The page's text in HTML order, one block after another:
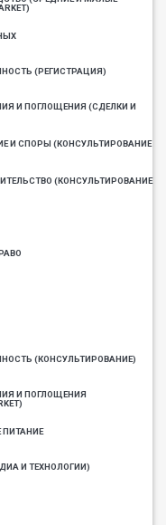
(РЕГИСТРАЦИЯ)
И ПОГЛОЩЕНИЯ (СДЕЛКИ И
И СПОРЫ (КОНСУЛЬТИРОВАНИЕ
(КОНСУЛЬТИРОВАНИЕ
(КОНСУЛЬТИРОВАНИЕ)
И ПОГЛОЩЕНИЯ
ПИТАНИЕ
И ТЕХНОЛОГИИ)